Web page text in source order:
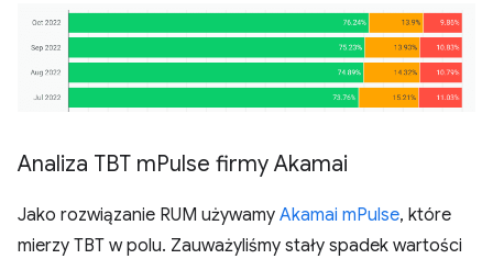
Analiza TBT mPulse firmy Akamai
Jako rozwiązanie RUM używamy Akamai mPulse, które
mierzy TBT w polu. Zauważyliśmy stały spadek wartości